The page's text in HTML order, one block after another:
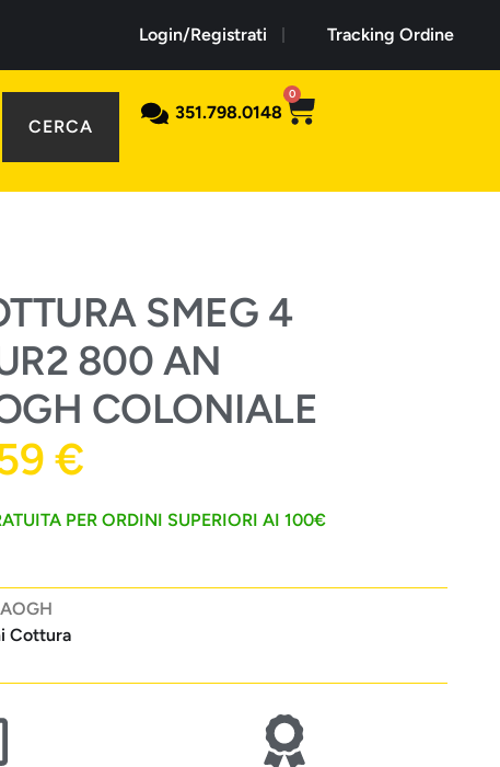
Login/Registrati Tracking Ordine
CERCA
351.798.0148
0
SMEG 4
800 AN
COLONIALE
€
PER ORDINI SUPERIORI AI 100€
Cottura